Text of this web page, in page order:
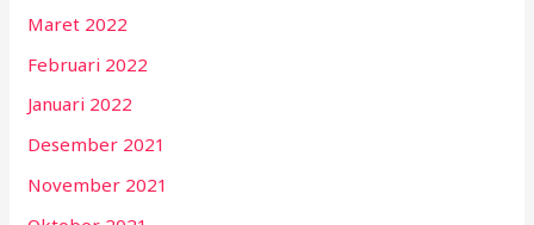
Maret 2022
Februari 2022
Januari 2022
Desember 2021
November 2021